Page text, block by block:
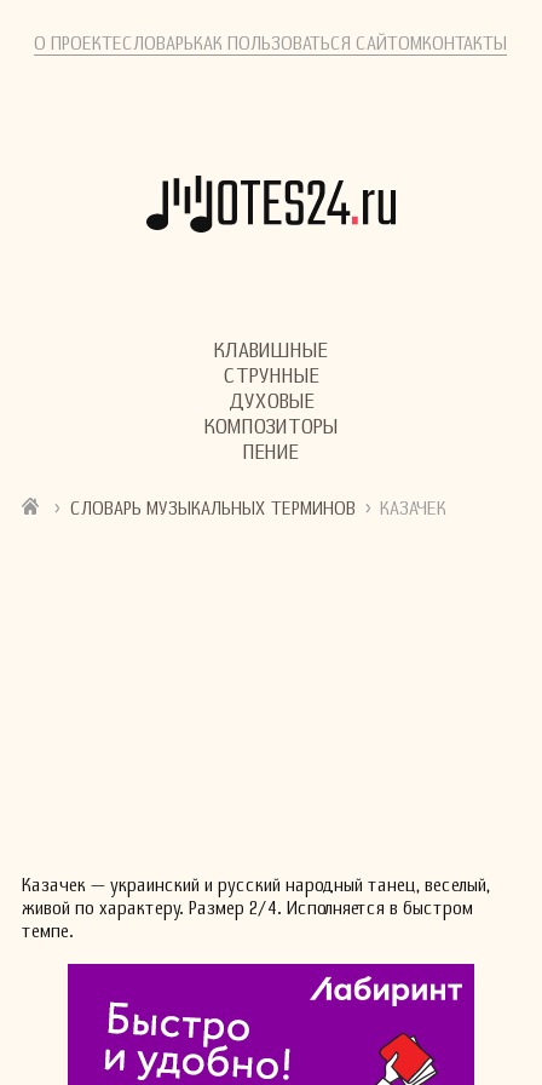
О ПРОЕКТЕСЛОВАРЬКАК ПОЛЬЗОВАТЬСЯ САЙТОМКОНТАКТЫ
КЛАВИШНЫЕ
СТРУННЫЕ
ДУХОВЫЕ
КОМПОЗИТОРЫ
ПЕНИЕ
› СЛОВАРЬ МУЗЫКАЛЬНЫХ ТЕРМИНОВ › КАЗАЧЕК
Казачек — украинский и русский народный танец, веселый,
живой по характеру. Размер 2/4. Исполняется в быстром
темпе.